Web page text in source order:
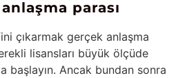
parası
çıkarmak gerçek anlaşma
lisansları büyük ölçüde
başlayın. Ancak bundan sonra